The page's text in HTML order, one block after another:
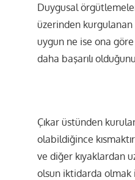
Duygusal
üzerinden kurgulanan
uygun ne ise ona
daha başarılı
Çıkar üstünden
olabildiğince
ve diğer kıyaklardan
olsun iktidarda olmak